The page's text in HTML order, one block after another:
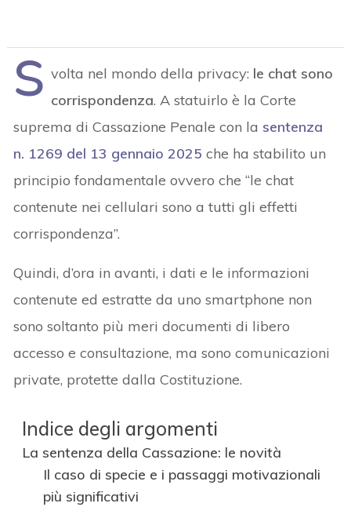
S volta nel mondo della privacy: le chat sono
corrispondenza. A statuirlo è la Corte
suprema di Cassazione Penale con la sentenza
n. 1269 del 13 gennaio 2025 che ha stabilito un
principio fondamentale ovvero che “le chat
contenute nei cellulari sono a tutti gli effetti
corrispondenza”.
Quindi, d’ora in avanti, i dati e le informazioni
contenute ed estratte da uno smartphone non
sono soltanto più meri documenti di libero
accesso e consultazione, ma sono comunicazioni
private, protette dalla Costituzione.
Indice degli argomenti
La sentenza della Cassazione: le novità
Il caso di specie e i passaggi motivazionali
più significativi